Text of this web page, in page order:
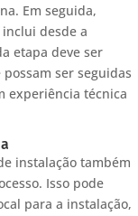
Em seguida,
desde a
etapa deve ser
ser seguidas
experiência técnica
instalação também
Isso pode
para a instalação,